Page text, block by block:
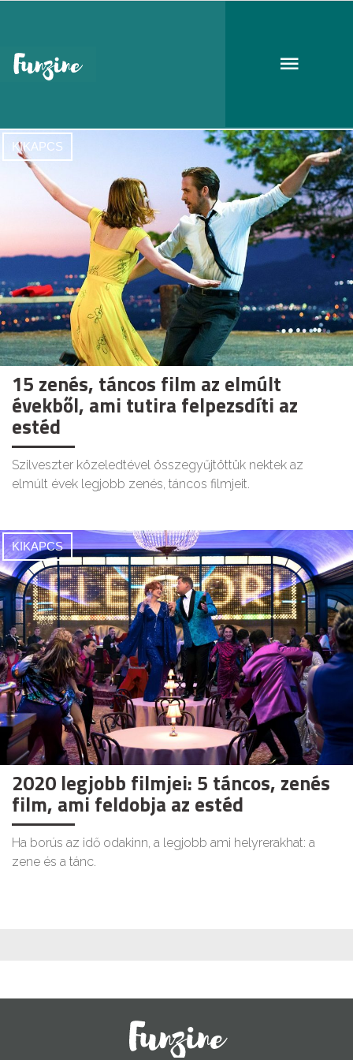
táncos filmek
KIKAPCS
15 zenés, táncos film az elmúlt
évekből, ami tutira felpezsdíti az
estéd
Szilveszter közeledtével összegyűjtöttük nektek az
elmúlt évek legjobb zenés, táncos filmjeit.
KIKAPCS
2020 legjobb filmjei: 5 táncos, zenés
film, ami feldobja az estéd
Ha borús az idő odakinn, a legjobb ami helyrerakhat: a
zene és a tánc.